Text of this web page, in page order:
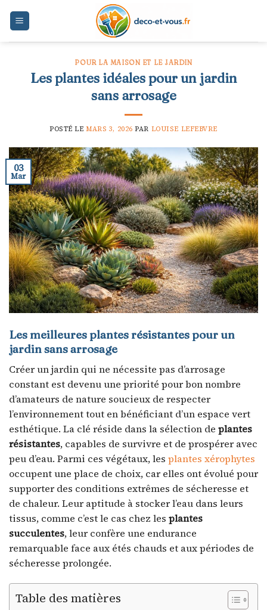
POUR LA MAISON ET LE JARDIN
Les plantes idéales pour un jardin
sans arrosage
POSTÉ LEMARS 3, 2026 PAR LOUISE LEFEBVRE
03
Mar
Les meilleures plantes résistantes pour un
jardin sans arrosage
Créer un jardin qui ne nécessite pas d’arrosage
constant est devenu une priorité pour bon nombre
d’amateurs de nature soucieux de respecter
l’environnement tout en bénéficiant d’un espace vert
esthétique. La clé réside dans la sélection de plantes
résistantes, capables de survivre et de prospérer avec
peu d’eau. Parmi ces végétaux, les plantes xérophytes
occupent une place de choix, car elles ont évolué pour
supporter des conditions extrêmes de sécheresse et
de chaleur. Leur aptitude à stocker l’eau dans leurs
tissus, comme c’est le cas chez les plantes
succulentes, leur confère une endurance
remarquable face aux étés chauds et aux périodes de
sécheresse prolongée.
Table des matières